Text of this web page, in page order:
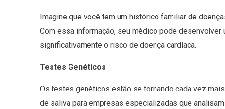
Imagine que você tem um histórico familiar de
Com essa informação, seu médico pode
significativamente o risco de doença cardíaca.
Testes Genéticos
Os testes genéticos estão se tornando cada vez
de saliva para empresas especializadas que